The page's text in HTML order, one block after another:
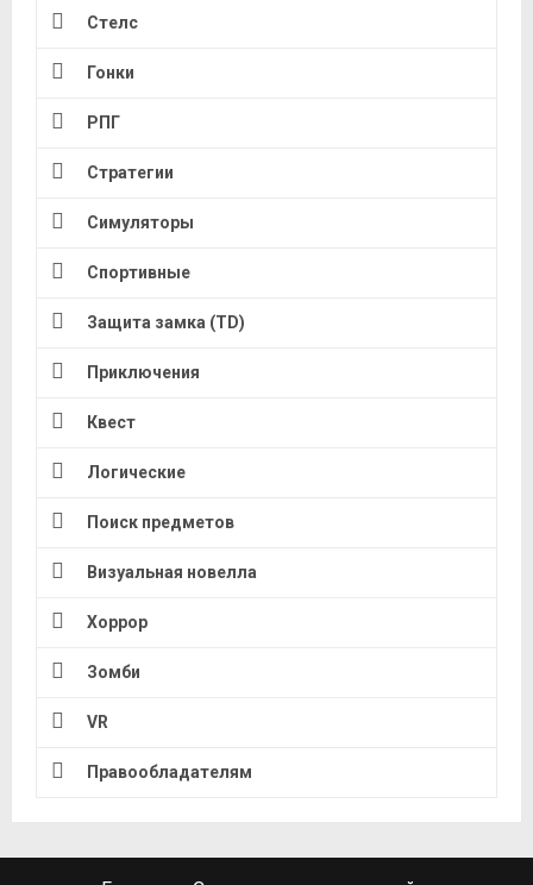
Стелс
Гонки
РПГ
Стратегии
Симуляторы
Спортивные
Защита замка (TD)
Приключения
Квест
Логические
Поиск предметов
Визуальная новелла
Хоррор
Зомби
VR
Правообладателям